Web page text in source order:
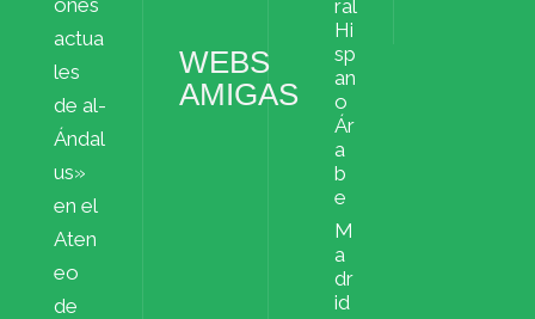
actua
les
de al-
Ándal
us»
en el
Aten
eo
de
WEBS
AMIGAS
ral
Hi
sp
an
o
Ár
a
b
e
M
a
dr
id